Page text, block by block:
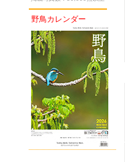
野鳥カレンダー